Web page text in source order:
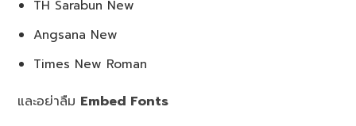
TH Sarabun New
Angsana New
Times New Roman
และอย่าลืม Embed Fonts